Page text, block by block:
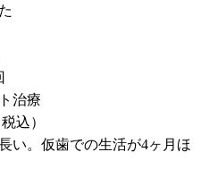
治療
込）
い。仮歯での生活が4ヶ月ほ